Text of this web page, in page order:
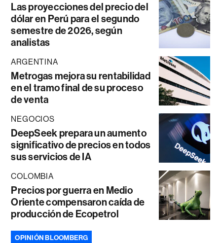
Las proyecciones del precio del
dólar en Perú para el segundo
semestre de 2026, según
analistas
ARGENTINA
Metrogas mejora su rentabilidad
en el tramo final de su proceso
de venta
NEGOCIOS
DeepSeek prepara un aumento
significativo de precios en todos
sus servicios de IA
COLOMBIA
Precios por guerra en Medio
Oriente compensaron caída de
producción de Ecopetrol
OPINIÓN BLOOMBERG